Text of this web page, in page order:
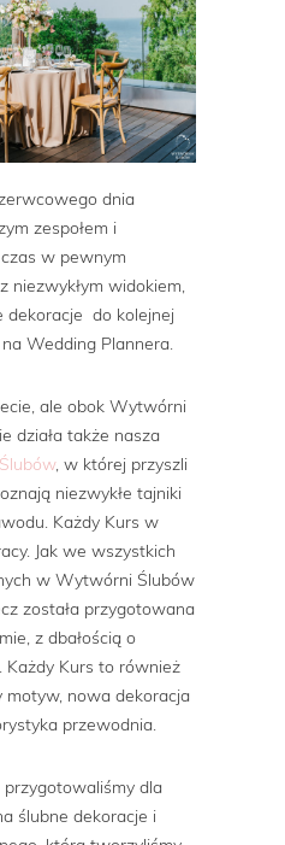
dnia
zespołem i
w pewnym
niezwykłym widokiem,
dekoracje do kolejnej
Wedding Plannera.
ale obok Wytwórni
działa także nasza
, w której przyszli
niezwykłe tajniki
Każdy Kurs w
Jak we wszystkich
w Wytwórni Ślubów
została przygotowana
z dbałością o
Każdy Kurs to również
nowa dekoracja
przewodnia.
dla
ślubne dekoracje i